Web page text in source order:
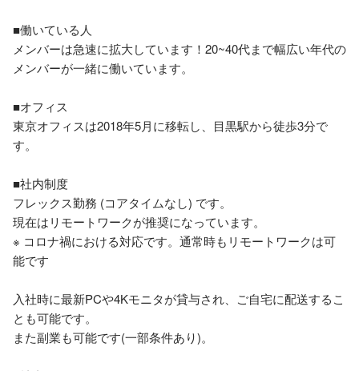
■働いている人
メンバーは急速に拡大しています！20~40代まで幅広い年代の
メンバーが一緒に働いています。
■オフィス
東京オフィスは2018年5月に移転し、目黒駅から徒歩3分で
す。
■社内制度
フレックス勤務 (コアタイムなし) です。
現在はリモートワークが推奨になっています。
※ コロナ禍における対応です。通常時もリモートワークは可
能です
入社時に最新PCや4Kモニタが貸与され、ご自宅に配送するこ
とも可能です。
また副業も可能です(一部条件あり)。